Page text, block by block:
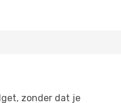
zonder dat je